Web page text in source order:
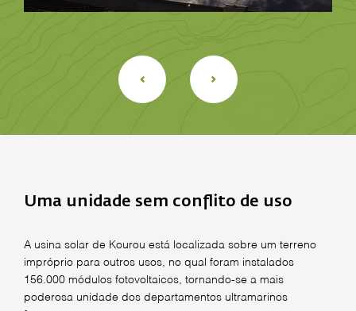
Uma unidade sem conflito de uso
A usina solar de Kourou está localizada sobre um terreno
impróprio para outros usos, no qual foram instalados
156.000 módulos fotovoltaicos, tornando-se a mais
poderosa unidade dos departamentos ultramarinos